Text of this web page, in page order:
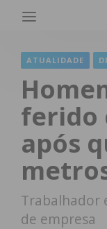
ATUALIDADE
ferido
após
Trabalhador
de empresa